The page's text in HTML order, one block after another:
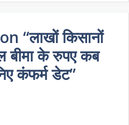
“लाखों किसानों
के रुपए कब
कंफर्म डेट”